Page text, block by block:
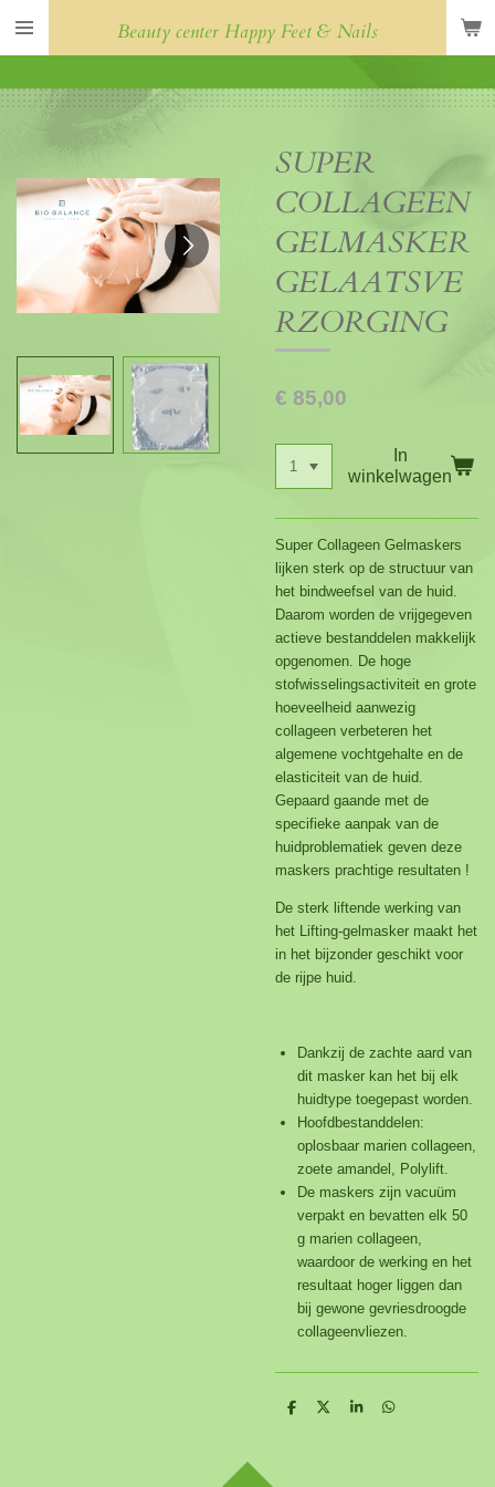
Ga
de
Beauty center Happy Feet & Nails
SUPER
COLLAGEEN
GELMASKER
GELAATSVE
RZORGING
€ 85,00
In
winkelwagen
Super Collageen Gelmaskers
lijken sterk op de structuur van
het bindweefsel van de huid.
Daarom worden de vrijgegeven
actieve bestanddelen makkelijk
opgenomen. De hoge
stofwisselingsactiviteit en grote
hoeveelheid aanwezig
collageen verbeteren het
algemene vochtgehalte en de
elasticiteit van de huid.
Gepaard gaande met de
specifieke aanpak van de
huidproblematiek geven deze
maskers prachtige resultaten !
De sterk liftende werking van
het Lifting-gelmasker maakt het
in het bijzonder geschikt voor
de rijpe huid.
Dankzij de zachte aard van
dit masker kan het bij elk
huidtype toegepast worden.
Hoofdbestanddelen:
oplosbaar marien collageen,
zoete amandel, Polylift.
De maskers zijn vacuüm
verpakt en bevatten elk 50
g marien collageen,
waardoor de werking en het
resultaat hoger liggen dan
bij gewone gevriesdroogde
collageenvliezen.
D
D
S
D